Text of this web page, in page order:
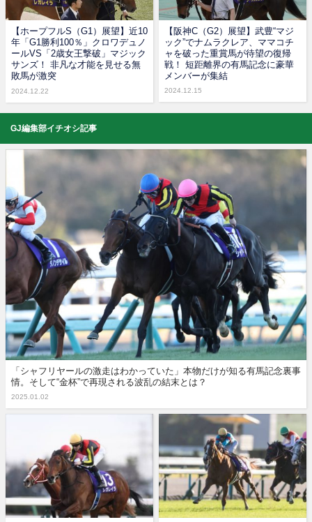
【ホープフルS（G1）展望】近10
年「G1勝利100％」クロワデュノ
ールVS「2歳女王撃破」マジック
サンズ！ 非凡な才能を見せる無
敗馬が激突
2024.12.22
【阪神C（G2）展望】武豊“マジ
ック”でナムラクレア、ママコチ
ャを破った重賞馬が待望の復帰
戦！ 短距離界の有馬記念に豪華
メンバーが集結
2024.12.15
GJ編集部イチオシ記事
「シャフリヤールの激走はわかっていた」本物だけが知る有馬記念裏事
情。そして“金杯”で再現される波乱の結末とは？
2025.01.02